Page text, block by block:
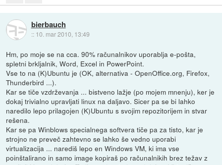
bierbauch
:: 10. mar 2010, 13:49
Hm, po moje se na cca. 90% računalnikov uporablja e-pošta,
spletni brkljalnik, Word, Excel in PowerPoint.
Vse to na (K)Ubuntu je (OK, alternativa - OpenOffice.org, Firefox,
Thunderbird ...).
Kar se tiče vzdrževanja ... bistveno lažje (po mojem mnenju), ker je
dokaj trivialno upravljati linux na daljavo. Sicer pa se bi lahko
naredilo lepo prilagojen (K)Ubuntu s svojim repozitorijem in stvar
rešena.
Kar se pa Winblows specialnega softvera tiče pa za tisto, kar je
strojno ne preveč zahtevno se lahko še vedno uporabi
virtualizacija ... narediš lepo en Windows VM, ki ima vse
poinštalirano in samo image kopiraš po računalnikih brez težav z